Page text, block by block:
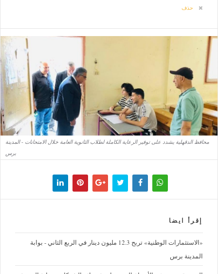
حذف
محافظ الدقهلية يشدد على توفير الرعاية الكاملة لطلاب الثانوية العامة خلال الامتحانات - المدينة
برس
إقرأ ايضا
«الاستثمارات الوطنية» تربح 12.3 مليون دينار في الربع الثاني - بوابة
المدينة برس